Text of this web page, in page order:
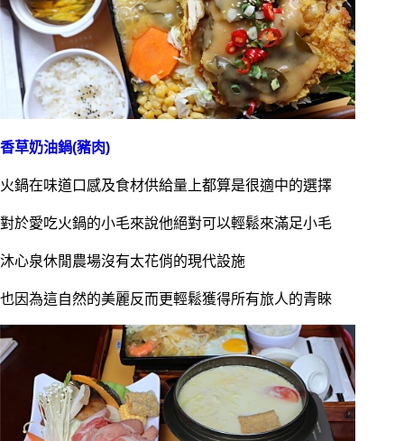
香草奶油鍋(豬肉)
火鍋在味道口感及食材供給量上都算是很適中的選擇
對於愛吃火鍋的小毛來說他絕對可以輕鬆來滿足小毛
沐心泉休閒農場沒有太花俏的現代設施
也因為這自然的美麗反而更輕鬆獲得所有旅人的青睞